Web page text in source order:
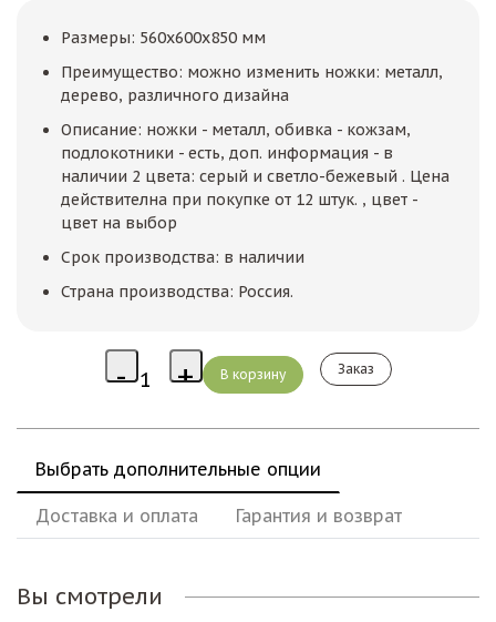
Размеры: 560x600x850 мм
Преимущество: можно изменить ножки: металл,
дерево, различного дизайна
Описание: ножки - металл, обивка - кожзам,
подлокотники - есть, доп. информация - в
наличии 2 цвета: серый и светло-бежевый . Цена
действителна при покупке от 12 штук. , цвет -
цвет на выбор
Срок производства: в наличии
Страна производства: Россия.
Заказ
Выбрать дополнительные опции
Доставка и оплата Гарантия и возврат
Вы смотрели